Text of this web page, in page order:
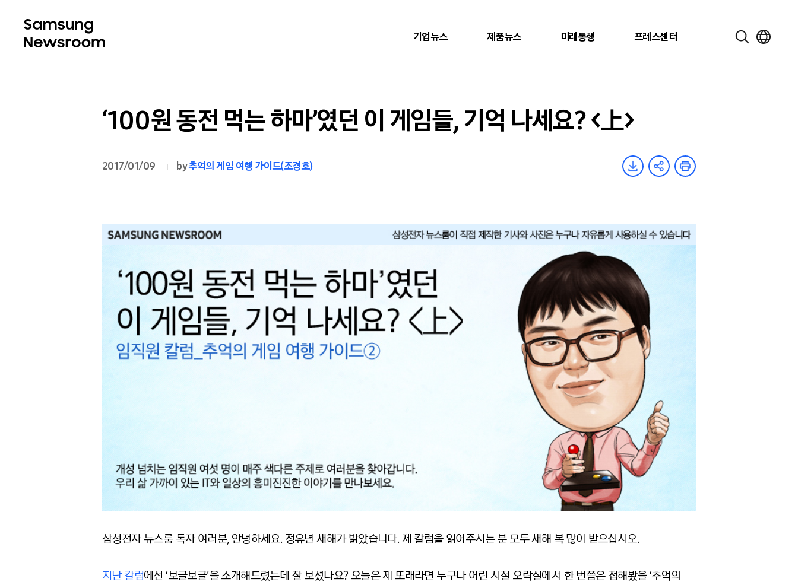
기업뉴스 제품뉴스 미래동행 프레스센터
‘100원 동전 먹는 하마’였던 이 게임들, 기억 나세요? <上>
2017/01/09 by추억의 게임 여행 가이드(조경호)
삼성전자 뉴스룸 독자 여러분, 안녕하세요. 정유년 새해가 밝았습니다. 제 칼럼을 읽어주시는 분 모두 새해 복 많이 받으십시오.
지난 칼럼에선 ‘보글보글’을 소개해드렸는데 잘 보셨나요? 오늘은 제 또래라면 누구나 어린 시절 오락실에서 한 번쯤은 접해봤을 ‘추억의